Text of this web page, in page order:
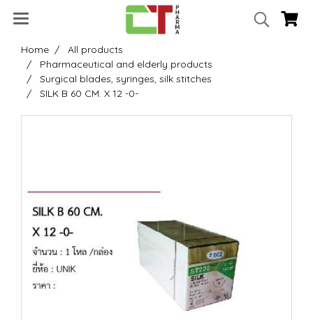
Home
All products
Pharmaceutical and elderly products
Surgical blades, syringes, silk stitches
SILK B 60 CM. X 12 -0-